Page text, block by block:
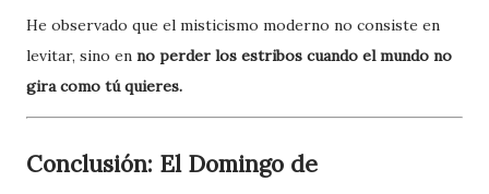
He observado que el misticismo moderno no consiste en
levitar, sino en no perder los estribos cuando el mundo no
gira como tú quieres.
Conclusión: El Domingo de